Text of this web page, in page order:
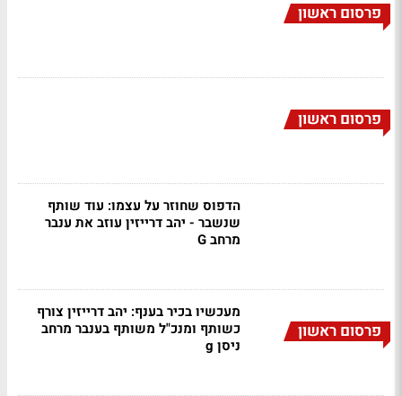
פרסום ראשון
פרסום ראשון
הדפוס שחוזר על עצמו: עוד שותף
שנשבר - יהב דרייזין עוזב את ענבר
מרחב G
פרסום ראשון
מעכשיו בכיר בענף: יהב דרייזין צורף
כשותף ומנכ"ל משותף בענבר מרחב
ניסן g